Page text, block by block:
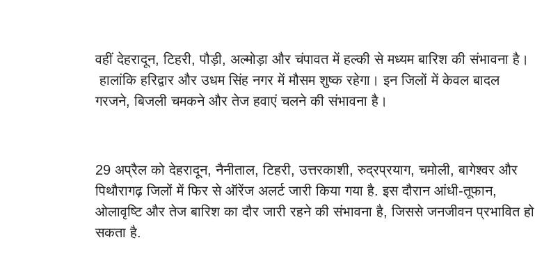
वहीं देहरादून, टिहरी, पौड़ी, अल्मोड़ा और चंपावत में हल्की से मध्यम बारिश की संभावना है।
हालांकि हरिद्वार और उधम सिंह नगर में मौसम शुष्क रहेगा। इन जिलों में केवल बादल
गरजने, बिजली चमकने और तेज हवाएं चलने की संभावना है।
29 अप्रैल को देहरादून, नैनीताल, टिहरी, उत्तरकाशी, रुद्रप्रयाग, चमोली, बागेश्वर और
पिथौरागढ़ जिलों में फिर से ऑरेंज अलर्ट जारी किया गया है. इस दौरान आंधी-तूफान,
ओलावृष्टि और तेज बारिश का दौर जारी रहने की संभावना है, जिससे जनजीवन प्रभावित हो
सकता है.